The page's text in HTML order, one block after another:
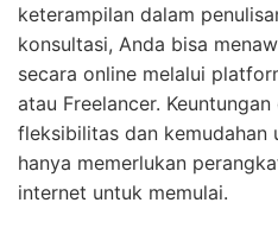
keterampilan dalam
konsultasi, Anda bisa
secara online melalui
atau Freelancer.
fleksibilitas dan kemudahan
hanya memerlukan
internet untuk memulai.